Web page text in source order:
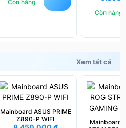
Còn hàng
Còn hàng
Xem tất cả
Mainboard ASUS PRIME
Z890-P WIFI
Mainboard